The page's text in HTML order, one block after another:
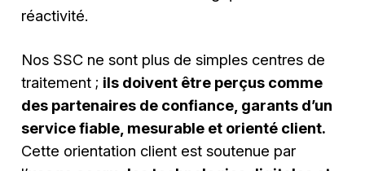
réactivité.
Nos SSC ne sont plus de simples centres de
traitement ; ils doivent être perçus comme
des partenaires de confiance, garants d’un
service fiable, mesurable et orienté client.
Cette orientation client est soutenue par